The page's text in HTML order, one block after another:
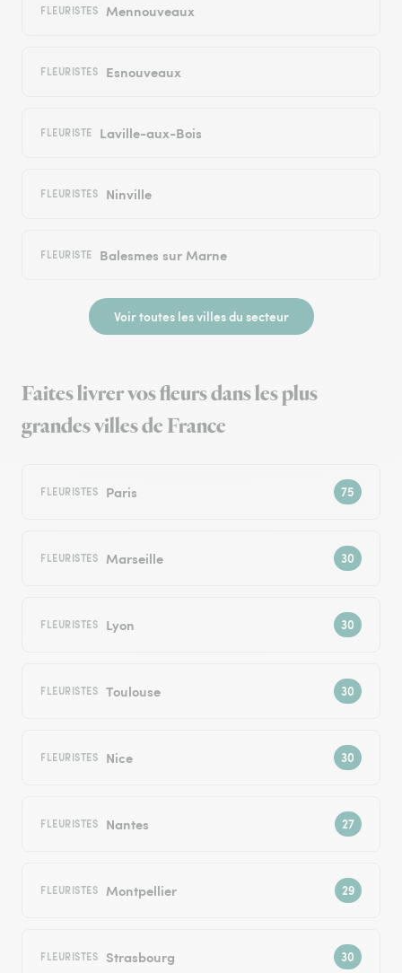
FLEURISTES Mennouveaux
FLEURISTES Esnouveaux
FLEURISTE Laville-aux-Bois
FLEURISTES Ninville
FLEURISTE Balesmes sur Marne
Voir toutes les villes du secteur
Faites livrer vos fleurs dans les plus
grandes villes de France
FLEURISTES Paris
FLEURISTES Marseille
FLEURISTES Lyon
FLEURISTES Toulouse
FLEURISTES Nice
FLEURISTES Nantes
FLEURISTES Montpellier
FLEURISTES Strasbourg